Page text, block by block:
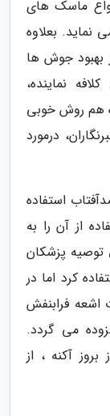
ماسک های
بعلاوه
بهبود جوش ها
نماینده،
هم روش خوبی
درمورد
استفاده
از آن را به
توصیه پزشکان
کرد اما در
اشعه فرابنفش
می گردد.
آکنه ، از